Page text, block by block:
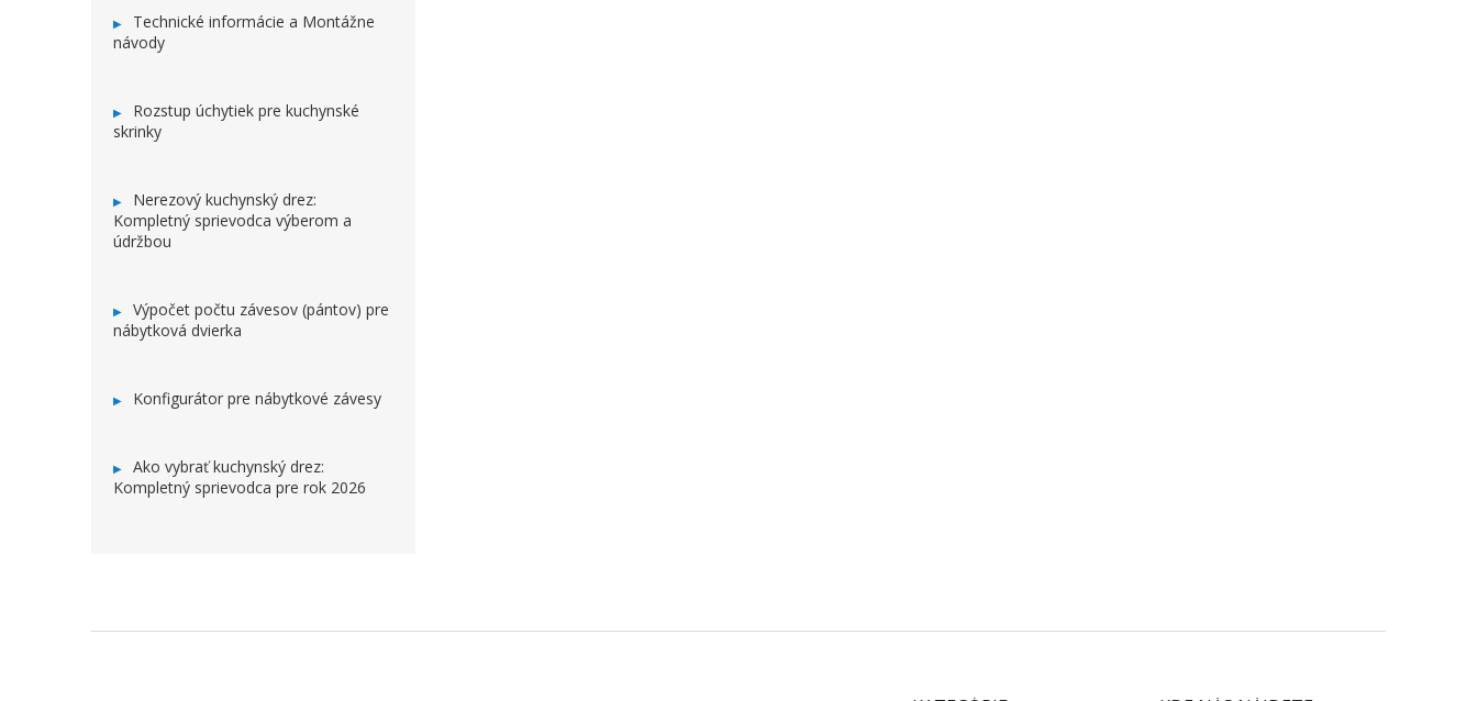
Technické informácie a Montážne
návody
Rozstup úchytiek pre kuchynské
skrinky
Nerezový kuchynský drez:
Kompletný sprievodca výberom a
údržbou
Výpočet počtu závesov (pántov) pre
nábytková dvierka
Konfigurátor pre nábytkové závesy
Ako vybrať kuchynský drez:
Kompletný sprievodca pre rok 2026